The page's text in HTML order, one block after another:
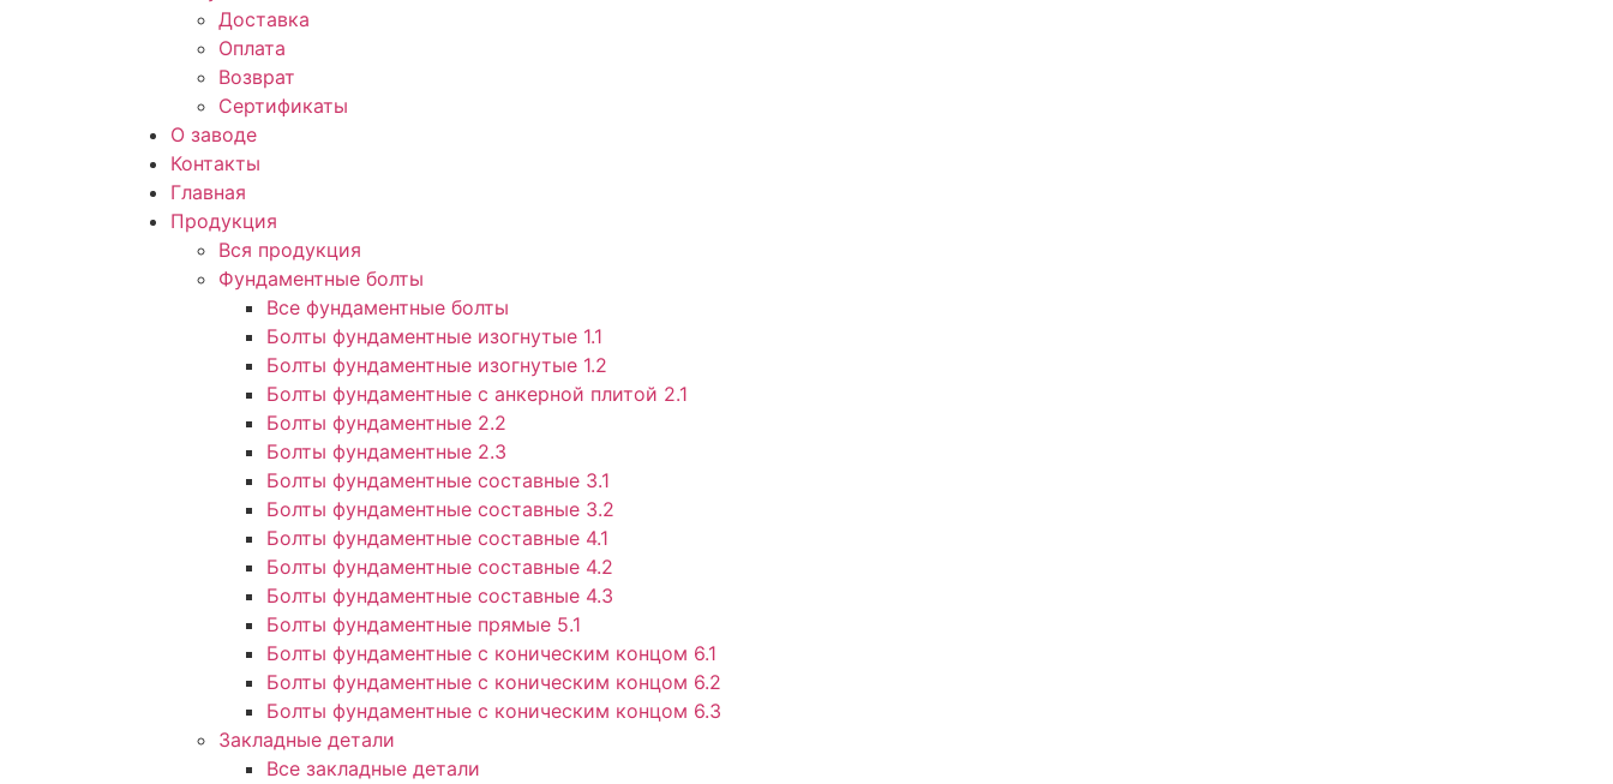
Доставка
Оплата
Возврат
Сертификаты
О заводе
Контакты
Главная
Продукция
Вся продукция
Фундаментные болты
Все фундаментные болты
Болты фундаментные изогнутые 1.1
Болты фундаментные изогнутые 1.2
Болты фундаментные с анкерной плитой 2.1
Болты фундаментные 2.2
Болты фундаментные 2.3
Болты фундаментные составные 3.1
Болты фундаментные составные 3.2
Болты фундаментные составные 4.1
Болты фундаментные составные 4.2
Болты фундаментные составные 4.3
Болты фундаментные прямые 5.1
Болты фундаментные с коническим концом 6.1
Болты фундаментные с коническим концом 6.2
Болты фундаментные с коническим концом 6.3
Закладные детали
Все закладные детали